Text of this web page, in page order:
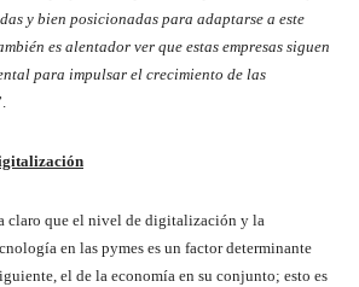
y bien posicionadas para adaptarse a este
es alentador ver que estas empresas siguen
para impulsar el crecimiento de las
claro que el nivel de digitalización y la
en las pymes es un factor determinante
el de la economía en su conjunto; esto es